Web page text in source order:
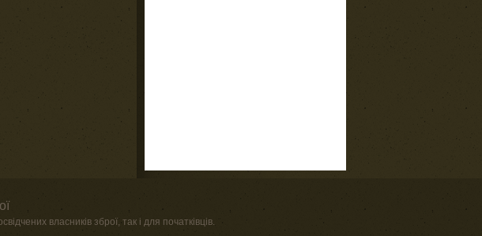
власників зброї, так і для початківців.